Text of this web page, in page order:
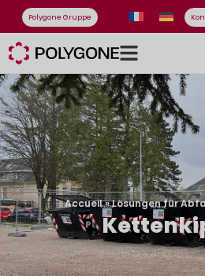
Polygone Gruppe
Accueil»Lösungen für